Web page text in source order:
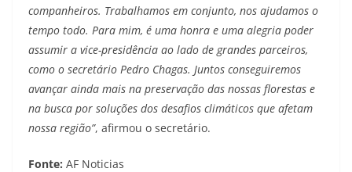
companheiros. Trabalhamos em conjunto, nos ajudamos o
tempo todo. Para mim, é uma honra e uma alegria poder
assumir a vice-presidência ao lado de grandes parceiros,
como o secretário Pedro Chagas. Juntos conseguiremos
avançar ainda mais na preservação das nossas florestas e
na busca por soluções dos desafios climáticos que afetam
nossa região”, afirmou o secretário.
Fonte: AF Noticias